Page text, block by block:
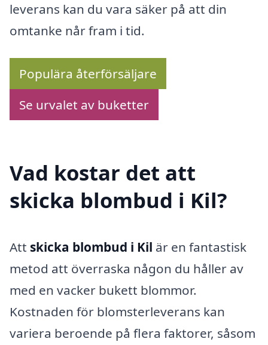
leverans kan du vara säker på att din
omtanke når fram i tid.
Populära återförsäljare
Se urvalet av buketter
Vad kostar det att
skicka blombud i Kil?
Att skicka blombud i Kil är en fantastisk
metod att överraska någon du håller av
med en vacker bukett blommor.
Kostnaden för blomsterleverans kan
variera beroende på flera faktorer, såsom